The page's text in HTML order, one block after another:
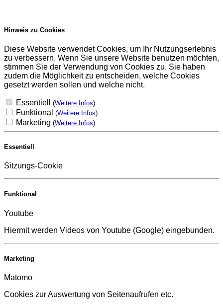
Hinweis zu Cookies
Diese Website verwendet Cookies, um Ihr Nutzungserlebnis
zu verbessern. Wenn Sie unsere Website benutzen möchten,
stimmen Sie der Verwendung von Cookies zu. Sie haben
zudem die Möglichkeit zu entscheiden, welche Cookies
gesetzt werden sollen und welche nicht.
Essentiell (Weitere Infos)
Funktional (Weitere Infos)
Marketing (Weitere Infos)
Essentiell
Sitzungs-Cookie
Funktional
Youtube
Hiermit werden Videos von Youtube (Google) eingebunden.
Marketing
Matomo
Cookies zur Auswertung von Seitenaufrufen etc.